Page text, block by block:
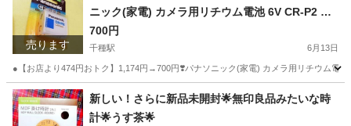
売ります
ニック(家電) カメラ用リチウム電池 6V CR-P2 CR
-P2W ds-1710548
700円
千種駅 6月13日
●【お店より474円おトク】1,174円→700円❣️パナソニック(家電) カメラ用リチウム電
愛知 名古屋市 千種駅 生活家電 愛知 名古屋市
千種駅 生活家電 リチウム電池
新しい！さらに新品未開封🌟無印良品みたいな時
計🌟うす茶🌟